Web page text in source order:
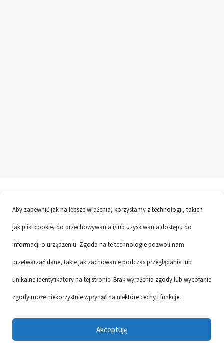
Aby zapewnić jak najlepsze wrażenia, korzystamy z technologii, takich
jak pliki cookie, do przechowywania i/lub uzyskiwania dostępu do
informacji o urządzeniu. Zgoda na te technologie pozwoli nam
przetwarzać dane, takie jak zachowanie podczas przeglądania lub
unikalne identyfikatory na tej stronie. Brak wyrażenia zgody lub wycofanie
zgody może niekorzystnie wpłynąć na niektóre cechy i funkcje.
Akceptuję
Links Vacancies Privacy protection